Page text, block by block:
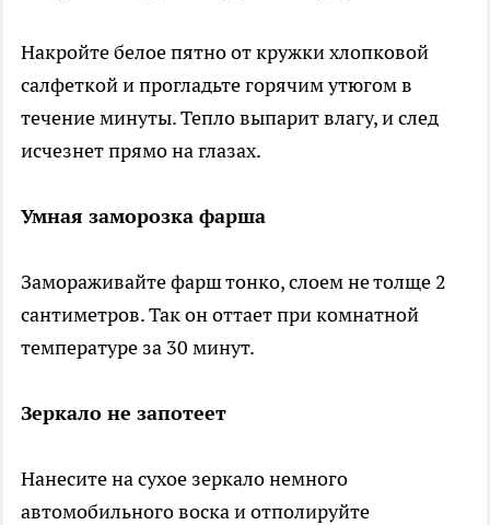
Накройте белое пятно от кружки хлопковой
салфеткой и прогладьте горячим утюгом в
течение минуты. Тепло выпарит влагу, и след
исчезнет прямо на глазах.
Умная заморозка фарша
Замораживайте фарш тонко, слоем не толще 2
сантиметров. Так он оттает при комнатной
температуре за 30 минут.
Зеркало не запотеет
Нанесите на сухое зеркало немного
автомобильного воска и отполируйте